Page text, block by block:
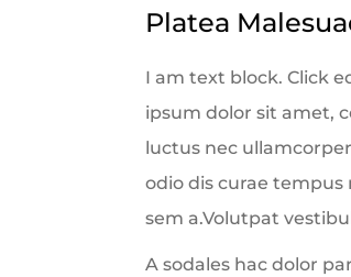
Platea
I am text block. Click
ipsum dolor sit amet,
luctus nec
odio dis curae
sem a.Volutpat
A sodales hac dolor